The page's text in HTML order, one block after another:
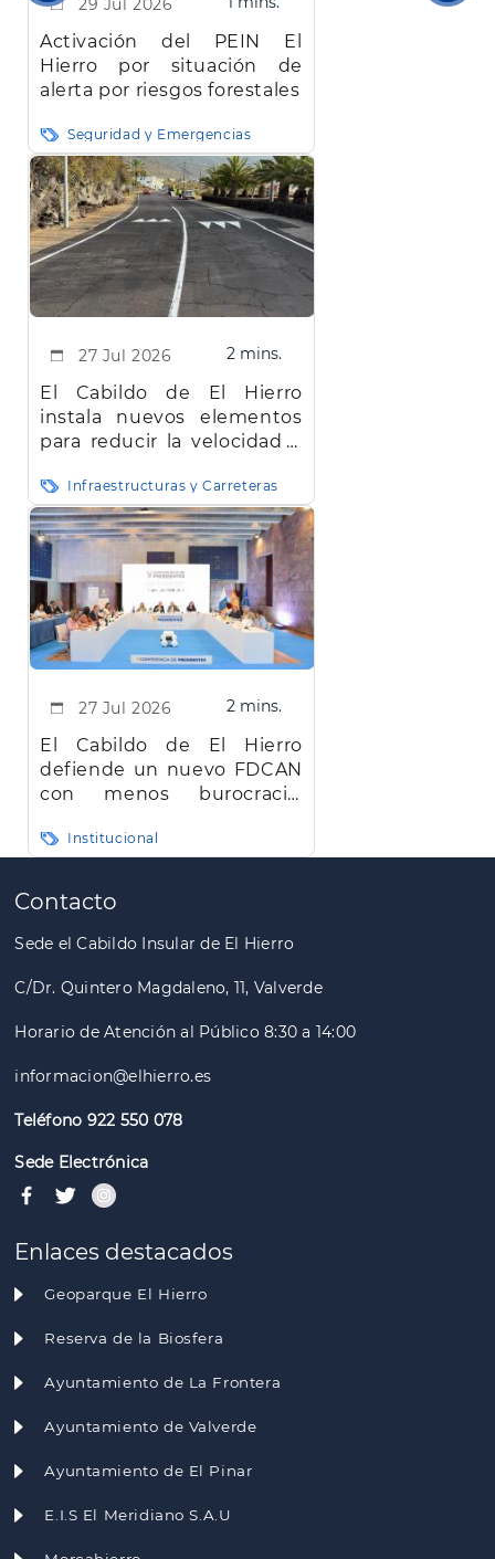
Activación del PEIN El
Hierro por situación de
alerta por riesgos forestales
Seguridad y Emergencias
27 Jul 2026 2 mins.
El Cabildo de El Hierro
instala nuevos elementos
para reducir la velocidad y
la red insular
Infraestructuras y Carreteras
27 Jul 2026 2 mins.
El Cabildo de El Hierro
defiende un nuevo FDCAN
con menos burocracia,
Institucional
Paginación
anterior
Contacto
Sede el Cabildo Insular de El Hierro
C/Dr. Quintero Magdaleno, 11, Valverde
Horario de Atención al Público 8:30 a 14:00
informacion@elhierro.es
Teléfono 922 550 078
Sede Electrónica
Enlaces destacados
Geoparque El Hierro
Reserva de la Biosfera
Ayuntamiento de La Frontera
Ayuntamiento de Valverde
Ayuntamiento de El Pinar
E.I.S El Meridiano S.A.U